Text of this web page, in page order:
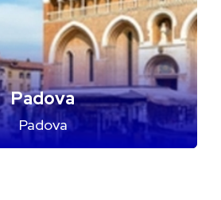
Padova
Padova